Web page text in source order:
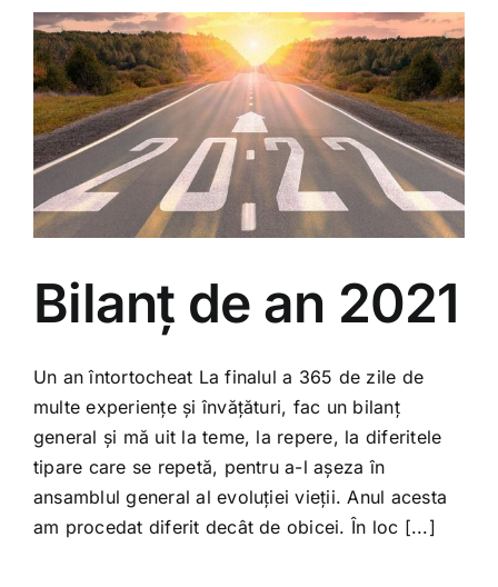
Bilanț de an 2021
Un an întortocheat La finalul a 365 de zile de
multe experiențe și învățături, fac un bilanț
general și mă uit la teme, la repere, la diferitele
tipare care se repetă, pentru a-l așeza în
ansamblul general al evoluției vieții. Anul acesta
am procedat diferit decât de obicei. În loc [...]